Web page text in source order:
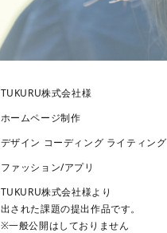
TUKURU株式会社様
ホームページ制作
デザイン コーディング ライティング
ファッション/アプリ
TUKURU株式会社様より
出された課題の提出作品です。
※一般公開はしておりません